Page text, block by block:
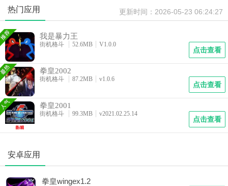
热门应用 更新时间： 2026-05-23 06:24:27
我是暴力王
街机格斗 52.6MB V1.0.0
点击查看
拳皇2002
街机格斗 87.2MB v1.0.6
点击查看
拳皇2001
街机格斗 99.3MB v2021.02.25.14
点击查看
安卓应用
拳皇wingex1.2